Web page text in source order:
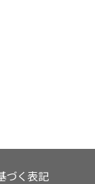
づく表記